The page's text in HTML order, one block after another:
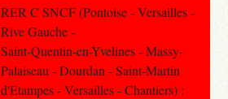
RER C SNCF (Pontoise - Versailles -
Rive Gauche -
Saint-Quentin-en-Yvelines - Massy-
Palaiseau - Dourdan - Saint-Martin
d'Etampes - Versailles - Chantiers) :